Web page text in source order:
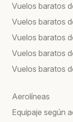
Vuelos baratos
Vuelos baratos
Vuelos baratos
Vuelos baratos
Vuelos baratos
Aerolíneas
Equipaje según